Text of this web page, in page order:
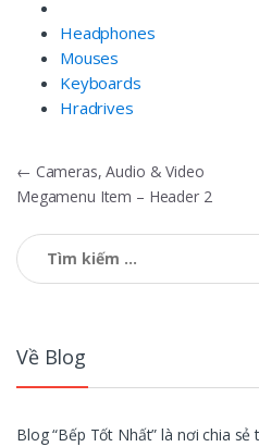
Headphones
Mouses
Keyboards
Hradrives
Điều
hướng
bài
viết
← Cameras, Audio & Video
Megamenu Item – Header 2
Tìm
kiếm
cho:
Về Blog
Blog “Bếp Tốt Nhất” là nơi chia